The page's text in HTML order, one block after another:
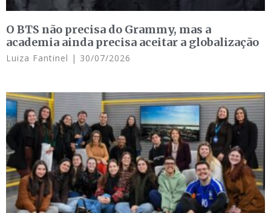
O BTS não precisa do Grammy, mas a
academia ainda precisa aceitar a globalização
Luiza Fantinel 30/07/2026